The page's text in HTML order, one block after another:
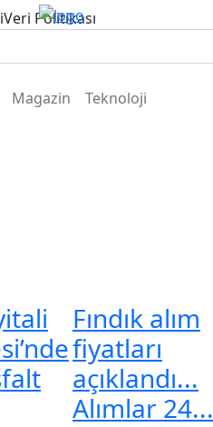
Veri Politikası
Magazin Teknoloji
Fındık alım
fiyatları
açıklandı...
Alımlar 24...